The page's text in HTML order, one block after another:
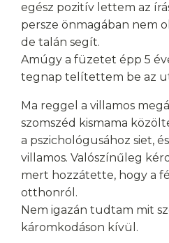
egész pozitív lettem az
persze önmagában nem
de talán segít.
Amúgy a füzetet épp 5
tegnap telítettem be az
Ma reggel a villamos
szomszéd kismama
a pszichológusához siet,
villamos. Valószínűleg
mert hozzátette, hogy a
otthonról.
Nem igazán tudtam mit
káromkodáson kívül.